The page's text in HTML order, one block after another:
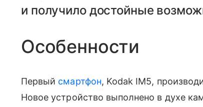
и получило достойные
Особенности
Первый смартфон, Kodak IM5,
Новое устройство выполнено в духе